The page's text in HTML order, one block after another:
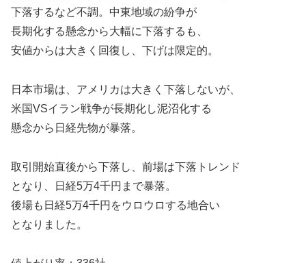
下落するなど不調。中東地域の紛争が
長期化する懸念から大幅に下落するも、
安値からは大きく回復し、下げは限定的。
日本市場は、アメリカは大きく下落しないが、
米国VSイラン戦争が長期化し泥沼化する
懸念から日経先物が暴落。
取引開始直後から下落し、前場は下落トレンド
となり、日経5万4千円まで暴落。
後場も日経5万4千円をウロウロする地合い
となりました。